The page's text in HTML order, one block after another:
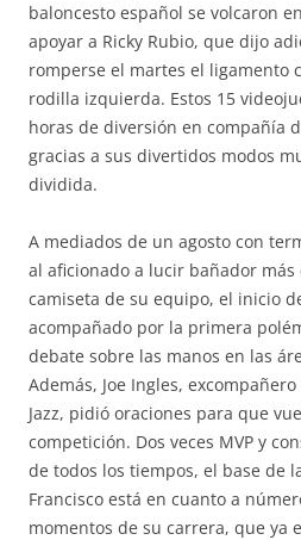
baloncesto español se volcaron
apoyar a Ricky Rubio, que dijo
romperse el martes el ligamento
rodilla izquierda. Estos 15
horas de diversión en compañía
gracias a sus divertidos modos
dividida.
A mediados de un agosto con
al aficionado a lucir bañador
camiseta de su equipo, el inicio
acompañado por la primera
debate sobre las manos en las
Además, Joe Ingles,
Jazz, pidió oraciones para que
competición. Dos veces MVP y
de todos los tiempos, el base de
Francisco está en cuanto a
momentos de su carrera, que ya